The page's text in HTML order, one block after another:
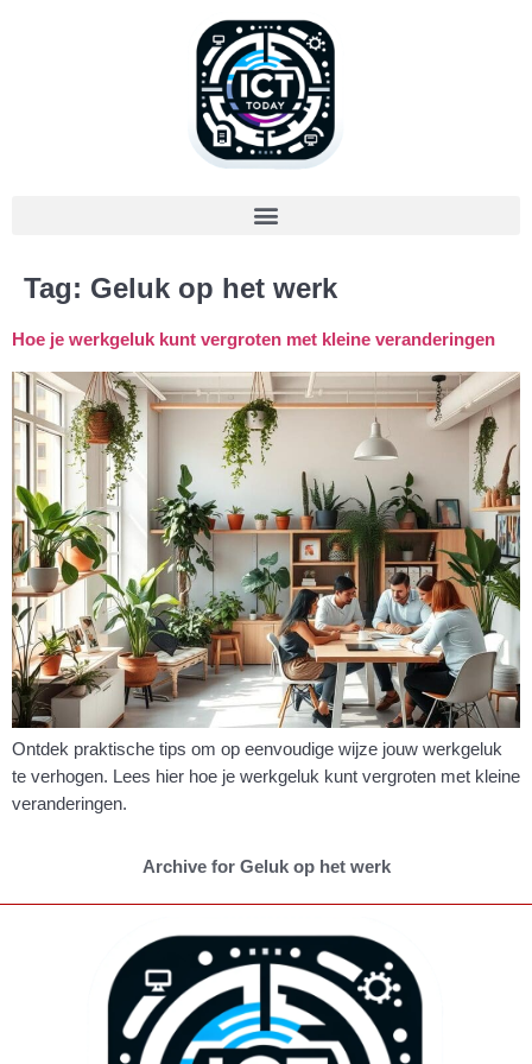
Tag: Geluk op het werk
Hoe je werkgeluk kunt vergroten met kleine veranderingen
Ontdek praktische tips om op eenvoudige wijze jouw werkgeluk
te verhogen. Lees hier hoe je werkgeluk kunt vergroten met kleine
veranderingen.
Archive for Geluk op het werk